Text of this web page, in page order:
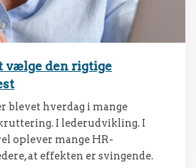
vælge den rigtige
blevet hverdag i mange
I lederudvikling. I
oplever mange HR-
at effekten er svingende.